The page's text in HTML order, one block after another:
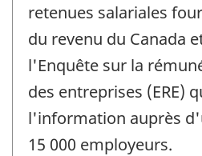
retenues salariales
du revenu du Canada
l'Enquête sur la
des entreprises (ERE)
l'information auprès
15 000 employeurs.